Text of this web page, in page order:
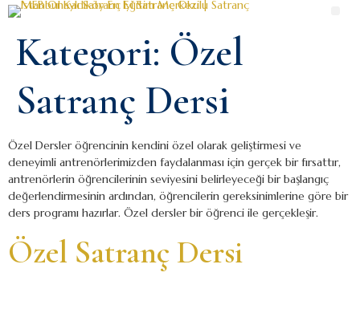
Kategori: Özel
Satranç Dersi
Özel Dersler öğrencinin kendini özel olarak geliştirmesi ve
deneyimli antrenörlerimizden faydalanması için gerçek bir fırsattır,
antrenörlerin öğrencilerinin seviyesini belirleyeceği bir başlangıç
değerlendirmesinin ardından, öğrencilerin gereksinimlerine göre bir
ders programı hazırlar. Özel dersler bir öğrenci ile gerçekleşir.
Özel Satranç Dersi